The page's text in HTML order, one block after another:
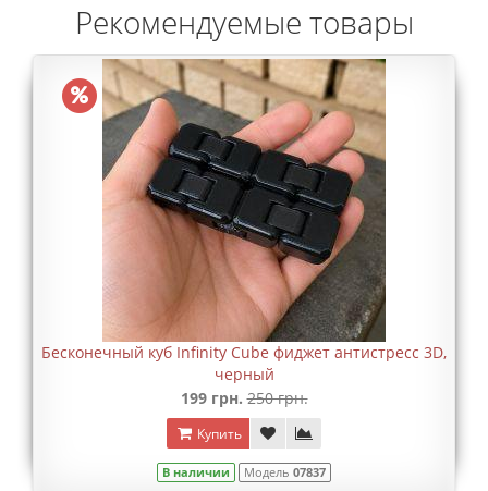
Рекомендуемые товары
Бесконечный куб Infinity Cube фиджет антистресс 3D,
черный
199 грн. 250 грн.
Купить
В наличии Модель 07837